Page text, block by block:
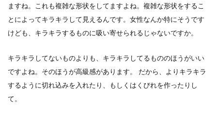
ますね。これも複雑な形状をしてますよね。複雑な形状をするこ
とによってキラキラして見えるんです。女性なんか特にそうです
けども、キラキラするものに吸い寄せられるじゃないですか。
キラキラしてないものよりも、キラキラしてるもののほうがいい
ですよね。そのほうが高級感があります。 だから、よりキラキラ
するように切れ込みを入れたり、もしくはくびれを作ったりし
て。